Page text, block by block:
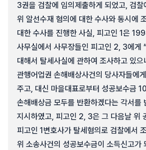
3권을 검찰에 임의제출하게 되었고, 검찰
위 알선수재 혐의에 대한 수사와 동시에
대한 수사를 진행한 사실, 피고인 1은
사무실에서 사무장들인 피고인 2, 3에게
대해서 탈세사실에 관하여 조사하고 있
관행어업권 손해배상사건의 당사자들에
주고, 대신 마을대표로부터 성공보수금
손해배상금 모두를 반환하겠다는 각서를
지시하였고, 피고인 2, 3은 그 다음날 위
피고인 1변호사가 탈세혐의로 검찰에서
위 소송사건의 성공보수금이 소득신고가